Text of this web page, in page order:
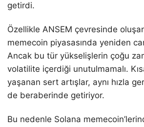
getirdi.
Özellikle ANSEM çevresinde
memecoin piyasasında yeniden
Ancak bu tür yükselişlerin çoğu
volatilite içerdiği unutulmamalı.
yaşanan sert artışlar, aynı hızla
de beraberinde getiriyor.
Bu nedenle Solana